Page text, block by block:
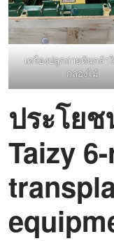
เครื่องปลูกถ่ายต้นกล้า
กล่องไม้
ประโย
Taizy